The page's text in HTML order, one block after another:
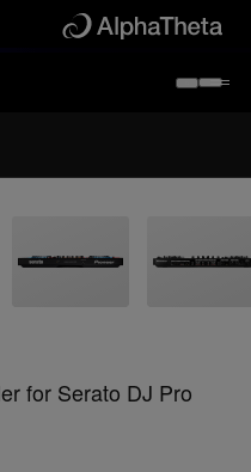
for Serato DJ Pro